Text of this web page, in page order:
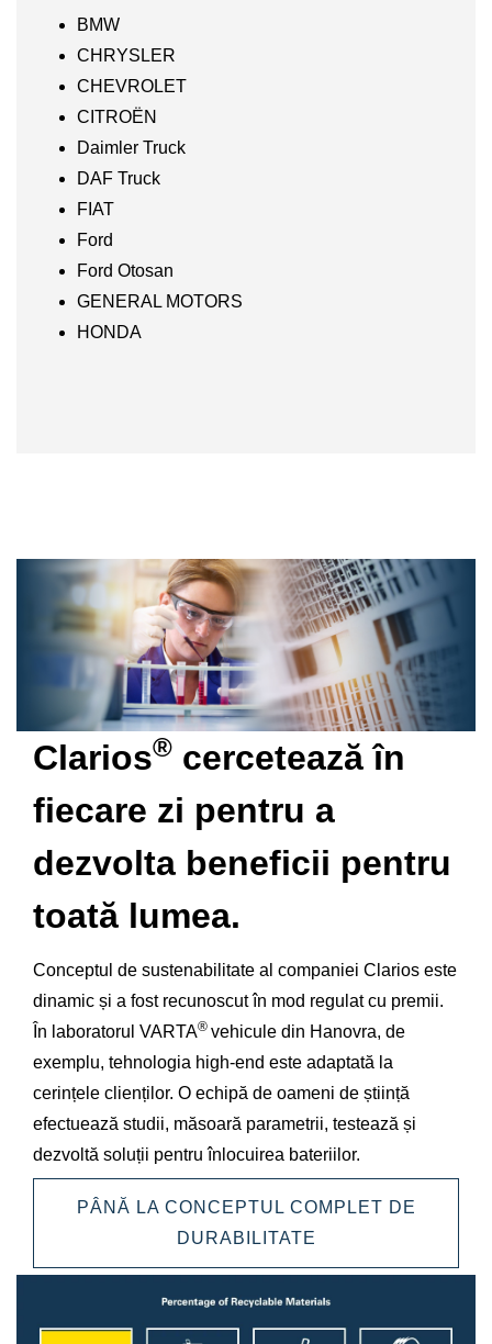
BMW
CHRYSLER
CHEVROLET
CITROËN
Daimler Truck
DAF Truck
FIAT
Ford
Ford Otosan
GENERAL MOTORS
HONDA
Clarios® cercetează în
fiecare zi pentru a
dezvolta beneficii pentru
toată lumea.
Conceptul de sustenabilitate al companiei Clarios este
dinamic și a fost recunoscut în mod regulat cu premii.
În laboratorul VARTA® vehicule din Hanovra, de
exemplu, tehnologia high-end este adaptată la
cerințele clienților. O echipă de oameni de știință
efectuează studii, măsoară parametrii, testează și
dezvoltă soluții pentru înlocuirea bateriilor.
PÂNĂ LA CONCEPTUL COMPLET DE
DURABILITATE